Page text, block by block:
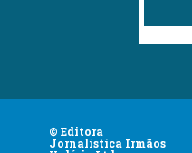
© Editora
Jornalística Irmãos